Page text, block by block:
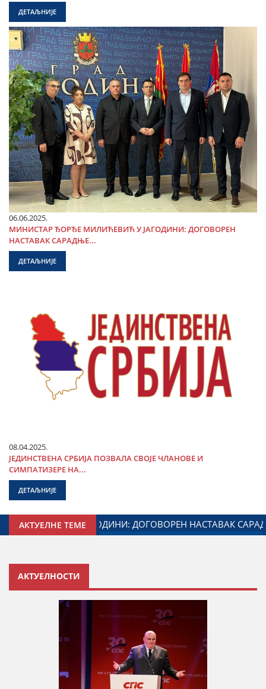
ДЕТАЉНИЈЕ
06.06.2025.
МИНИСТАР ЂОРЂЕ МИЛИЋЕВИЋ У ЈАГОДИНИ: ДОГОВОРЕН
НАСТАВАК САРАДЊЕ...
ДЕТАЉНИЈЕ
08.04.2025.
ЈЕДИНСТВЕНА СРБИЈА ПОЗВАЛА СВОЈЕ ЧЛАНОВЕ И
СИМПАТИЗЕРЕ НА...
ДЕТАЉНИЈЕ
АКТУЕЛНЕ ТЕМЕ
ЗАДУЖЕНОГ ЗА ОДНОСЕ СА ДИЈАСПОРОМ
АКТУЕЛНОСТИ